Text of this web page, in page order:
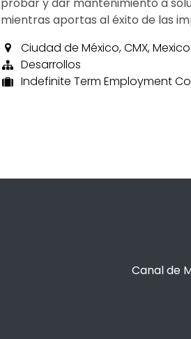
mientras aportas al éxito de las
Ciudad de México,CMX,Mexico
Desarrollos
Indefinite Term Employment
Canal de